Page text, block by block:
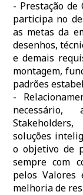
- Prestação de
participa no
as metas da
desenhos,
e demais
montagem,
padrões
-
soluções
o objetivo de
sempre com
pelos Valores
melhoria de